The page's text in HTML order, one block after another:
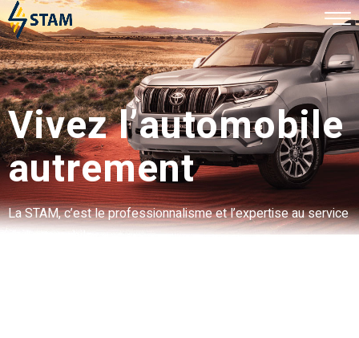
Vivez l’automobile
autrement
La STAM, c’est le professionnalisme et l’expertise au service
de l’automobile